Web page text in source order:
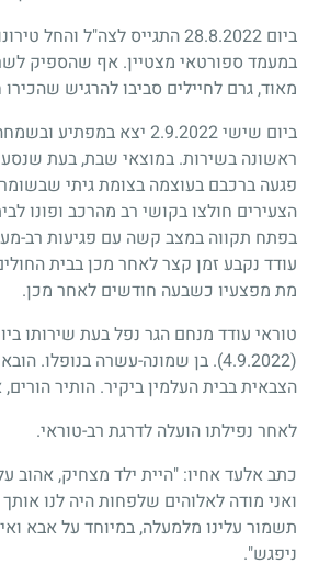
ביום 28.8.2022 התגייס לצה"ל
במעמד ספורטאי מצטיין. אף שהספיק
מאוד, גרם לחיילים סביבו להרגיש
ביום שישי 2.9.2022 יצא
ראשונה בשירות. במוצאי שבת, בעת שנסע
פגעה ברכבם בעוצמה בצומת גיתי
הצעירים חולצו בקושי רב מהרכב ופונו
בפתח תקווה במצב קשה עם פגיעות רב-
עודד נקבע זמן קצר לאחר מכן בבית
מת מפצעיו כשבעה חודשים לאחר מכן.
טוראי עודד מנחם הגר נפל בעת שירותו
(4.9.2022)
. בן שמונה-עשרה בנופלו.
הצבאית בבית העלמין ביקיר. הותיר
לאחר נפילתו הועלה לדרגת רב-טוראי.
כתב אלעד אחיו: "היית ילד מצחיק, אהוב
ואני מודה לאלוהים שלפחות היה לנו
תשמור עלינו מלמעלה, במיוחד על אבא
ניפגש".